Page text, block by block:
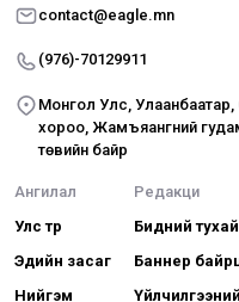
contact@eagle.mn
(976)-70129911
Монгол Улс, Улаанбаатар,
хороо, Жамъяангүний
төвийн байр
Ангилал
Улс төр
Эдийн засаг
Нийгэм
Редакци
Бидний тухай
Баннер
Үйлчилгээний